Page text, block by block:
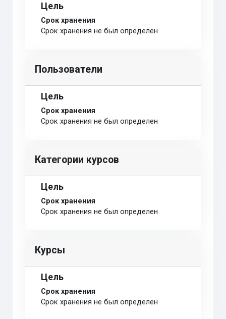
Цель
Срок хранения
Срок хранения не был определен
Пользователи
Цель
Срок хранения
Срок хранения не был определен
Категории курсов
Цель
Срок хранения
Срок хранения не был определен
Курсы
Цель
Срок хранения
Срок хранения не был определен